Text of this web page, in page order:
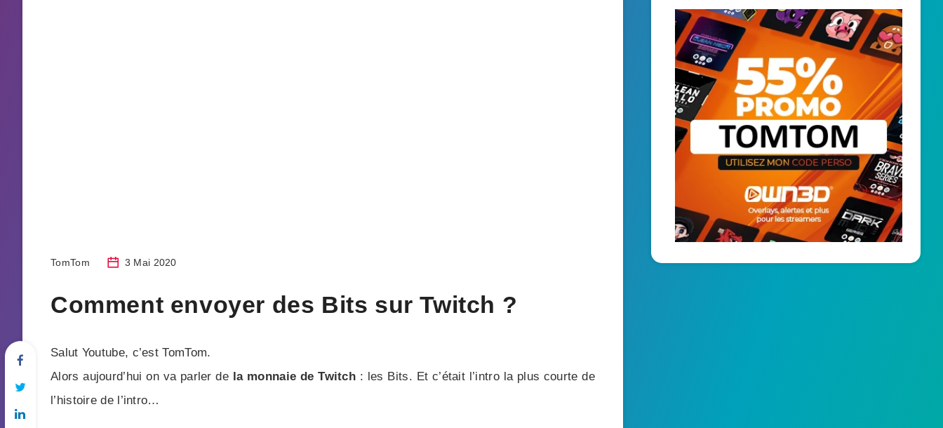
TomTom 3 Mai 2020
Comment envoyer des Bits sur Twitch ?
Salut Youtube, c’est TomTom.
Alors aujourd’hui on va parler de la monnaie de Twitch : les Bits. Et c’était l’intro la plus courte de
l’histoire de l’intro…